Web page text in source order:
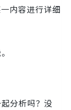
内容进行详细
分析吗？没